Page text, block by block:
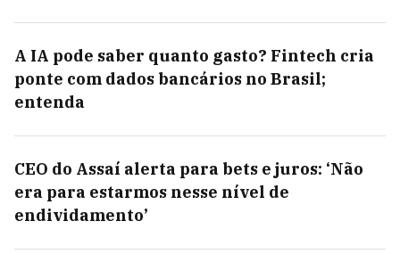
A IA pode saber quanto gasto? Fintech cria
ponte com dados bancários no Brasil;
entenda
CEO do Assaí alerta para bets e juros: ‘Não
era para estarmos nesse nível de
endividamento’